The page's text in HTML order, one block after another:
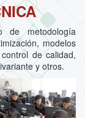
de metodología
modelos
de calidad,
y otros.